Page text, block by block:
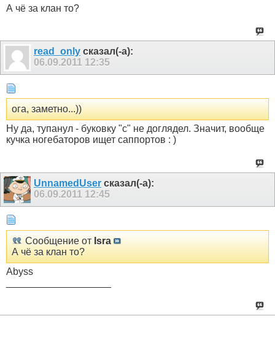
А чё за клан то?
read_only сказал(-а):
06.09.2011 12:35
ога, заметно...))
Ну да, тупанул - буковку "c" не доглядел. Значит, вообще
кучка ногебаторов ищет саппортов : )
UnnamedUser сказал(-а):
06.09.2011 12:45
Сообщение от Isra
А чё за клан то?
Abyss